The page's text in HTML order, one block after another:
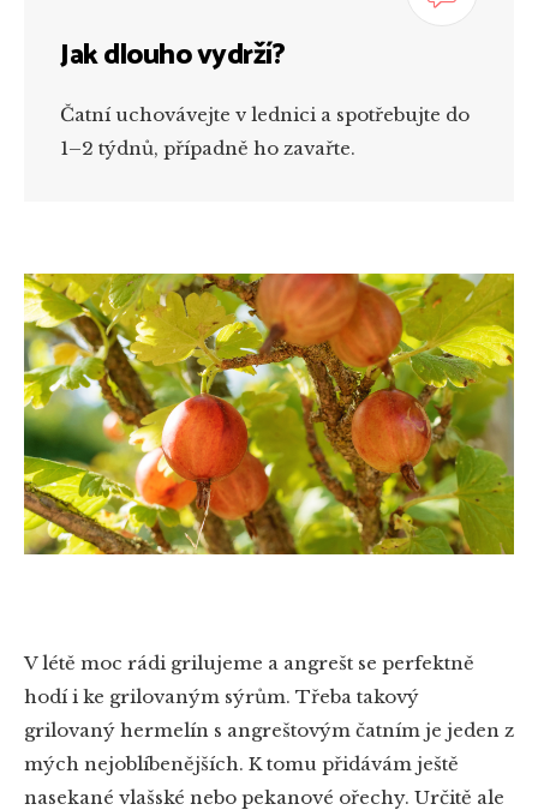
Jak dlouho vydrží?
Čatní uchovávejte v lednici a spotřebujte do
1–2 týdnů, případně ho zavařte.
V létě moc rádi grilujeme a angrešt se perfektně
hodí i ke grilovaným sýrům. Třeba takový
grilovaný hermelín s angreštovým čatním je jeden z
mých nejoblíbenějších. K tomu přidávám ještě
nasekané vlašské nebo pekanové ořechy. Určitě ale